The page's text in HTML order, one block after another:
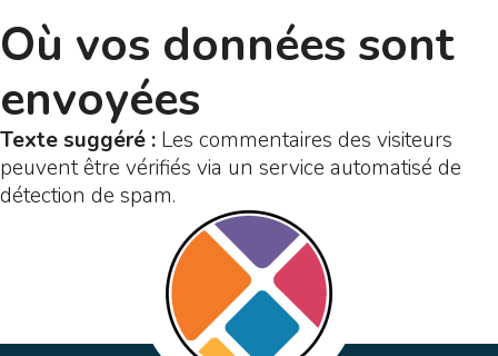
Où vos données sont
envoyées
Texte suggéré : Les commentaires des visiteurs
peuvent être vérifiés via un service automatisé de
détection de spam.